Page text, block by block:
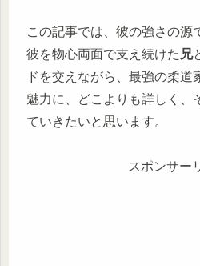
この記事では、彼の強さの源
彼を物心両面で支え続けた 兄
ドを交えながら、最強の柔道
魅力に、どこよりも詳しく、
ていきたいと思います。
スポンサー